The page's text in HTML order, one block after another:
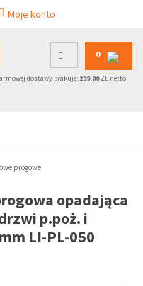
Moje konto
0
dostawy brakuje: 299.00ZŁ netto
progowe
opadająca
p.poż. i
LI-PL-050